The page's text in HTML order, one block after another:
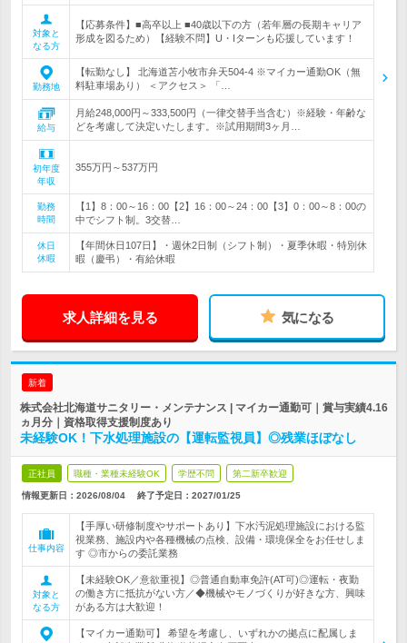
対象と
なる方
【応募条件】■高卒以上 ■40歳以下の方（若年層の長期キャリア
形成を図るため）【経験不問】U・Iターンも応援しています！
勤務地
【転勤なし】 北海道苫小牧市弁天504-4 ※マイカー通勤OK（無
料駐車場あり） ＜アクセス＞ 「…
給与
月給248,000円～333,500円（一律交替手当含む）※経験・年齢な
どを考慮して決定いたします。※試用期間3ヶ月…
初年度
年収
355万円～537万円
勤務
時間
【1】8：00～16：00【2】16：00～24：00【3】0：00～8：00の
中でシフト制。3交替…
休日
休暇
【年間休日107日】・週休2日制（シフト制）・夏季休暇・特別休
暇（慶弔）・有給休暇
求人詳細を見る 気になる
新着
株式会社北海道サニタリー・メンテナンス | マイカー通勤可｜賞与実績4.16
ヵ月分｜資格取得支援制度あり
未経験OK！下水処理施設の【運転監視員】◎残業ほぼなし
正社員 職種・業種未経験OK 学歴不問 第二新卒歓迎
情報更新日：2026/08/04 終了予定日： 2027/01/25
仕事内容
【手厚い研修制度やサポートあり】下水汚泥処理施設における監
視業務、施設内や各種機械の点検、設備・環境保全をお任せしま
す ◎市からの委託業務
対象と
なる方
【未経験OK／意欲重視】◎普通自動車免許(AT可)◎運転・夜勤
の働き方に抵抗がない方／◆機械やモノづくりが好きな方、興味
がある方は大歓迎！
【マイカー通勤可】 希望を考慮し、いずれかの拠点に配属しま